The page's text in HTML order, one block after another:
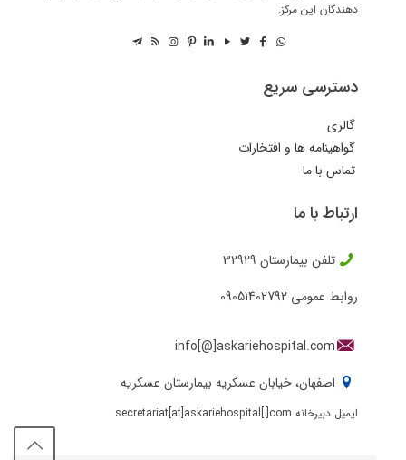
دهندگان این مرکز.
دسترسی سریع
گالری
گواهینامه ها و افتخارات
تماس با ما
ارتباط با ما
تلفن بیمارستان 32929
روابط عمومی 09051402792
info[@]askariehospital.com
اصفهان، خیابان عسکریه بیمارستان عسکریه
ایمیل دبیرخانه secretariat[at]askariehospital[.]com